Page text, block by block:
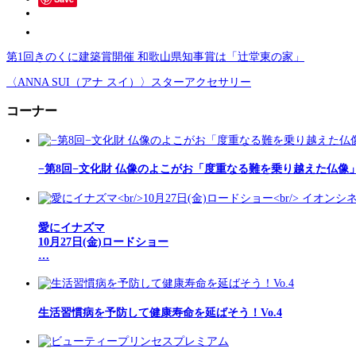
第1回きのくに建築賞開催 和歌山県知事賞は「辻堂東の家」
〈ANNA SUI（アナ スイ）〉スターアクセサリー
コーナー
−第8回−文化財 仏像のよこがお「度重なる難を乗り越えた仏像
愛にイナズマ
10月27日(金)ロードショー
…
生活習慣病を予防して健康寿命を延ばそう！Vo.4